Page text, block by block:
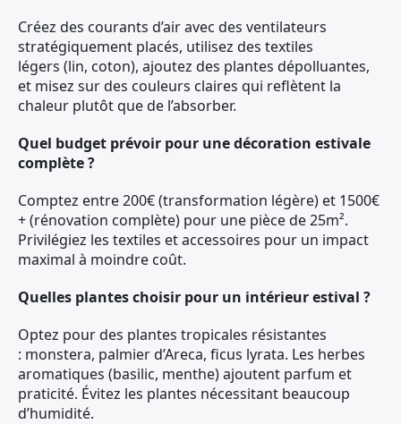
Créez des courants d’air avec des ventilateurs
stratégiquement placés, utilisez des textiles
légers (lin, coton), ajoutez des plantes dépolluantes,
et misez sur des couleurs claires qui reflètent la
chaleur plutôt que de l’absorber.
Quel budget prévoir pour une décoration estivale
complète ?
Comptez entre 200€ (transformation légère) et 1500€
+ (rénovation complète) pour une pièce de 25m².
Privilégiez les textiles et accessoires pour un impact
maximal à moindre coût.
Quelles plantes choisir pour un intérieur estival ?
Optez pour des plantes tropicales résistantes
: monstera, palmier d’Areca, ficus lyrata. Les herbes
aromatiques (basilic, menthe) ajoutent parfum et
praticité. Évitez les plantes nécessitant beaucoup
d’humidité.